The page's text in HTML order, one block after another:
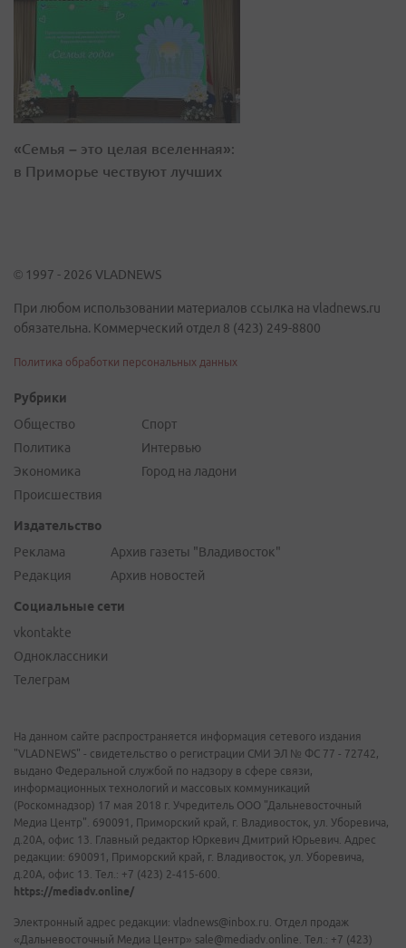
«Семья – это целая вселенная»:
в Приморье чествуют лучших
© 1997 - 2026 VLADNEWS
При любом использовании материалов ссылка на vladnews.ru
обязательна. Коммерческий отдел 8 (423) 249-8800
Политика обработки персональных данных
Рубрики
Общество
Политика
Экономика
Происшествия
Спорт
Интервью
Город на ладони
Издательство
Реклама
Редакция
Архив газеты "Владивосток"
Архив новостей
Социальные сети
vkontakte
Одноклассники
Телеграм
На данном сайте распространяется информация сетевого издания
"VLADNEWS" - свидетельство о регистрации СМИ ЭЛ № ФС 77 - 72742,
выдано Федеральной службой по надзору в сфере связи,
информационных технологий и массовых коммуникаций
(Роскомнадзор) 17 мая 2018 г. Учредитель ООО "Дальневосточный
Медиа Центр". 690091, Приморский край, г. Владивосток, ул. Уборевича,
д.20А, офис 13. Главный редактор Юркевич Дмитрий Юрьевич. Адрес
редакции: 690091, Приморский край, г. Владивосток, ул. Уборевича,
д.20А, офис 13. Тел.: +7 (423) 2-415-600.
https://mediadv.online/
Электронный адрес редакции: vladnews@inbox.ru. Отдел продаж
«Дальневосточный Медиа Центр» sale@mediadv.online. Тел.: +7 (423)